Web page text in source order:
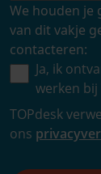
We houden je
van dit vakje
contacteren:
Ja, ik
werken bij
TOPdesk
ons